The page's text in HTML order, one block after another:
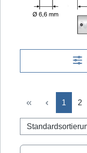
Seite
1 2